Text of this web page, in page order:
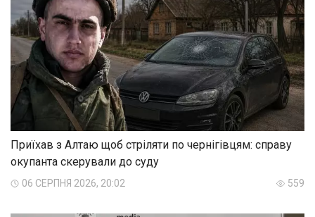
Приїхав з Алтаю щоб стріляти по чернігівцям: справу
окупанта скерували до суду
06 СЕРПНЯ 2026, 20:02 559